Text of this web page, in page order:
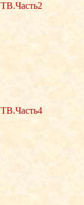
ТВ.Часть2
ТВ.Часть4